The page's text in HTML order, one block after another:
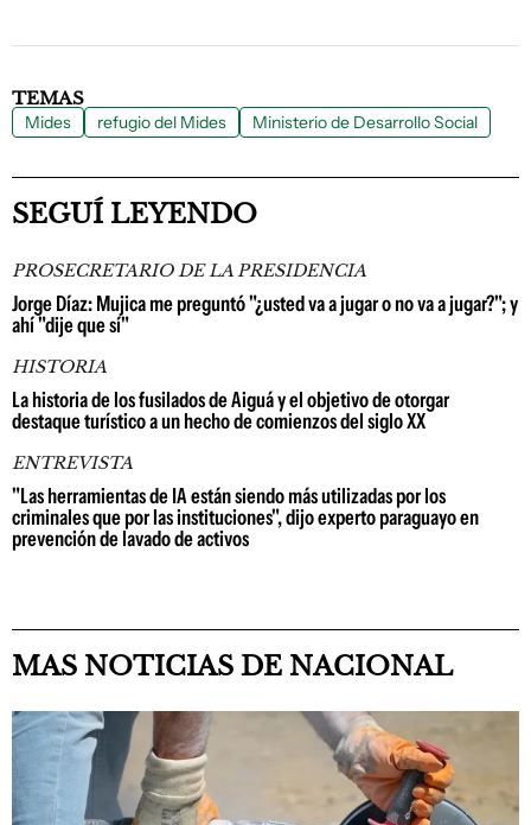
TEMAS
Mides refugio del Mides Ministerio de Desarrollo Social
SEGUÍ LEYENDO
PROSECRETARIO DE LA PRESIDENCIA
Jorge Díaz: Mujica me preguntó "¿usted va a jugar o no va a jugar?"; y
ahí "dije que sí"
HISTORIA
La historia de los fusilados de Aiguá y el objetivo de otorgar
destaque turístico a un hecho de comienzos del siglo XX
ENTREVISTA
"Las herramientas de IA están siendo más utilizadas por los
criminales que por las instituciones", dijo experto paraguayo en
prevención de lavado de activos
MAS NOTICIAS DE NACIONAL